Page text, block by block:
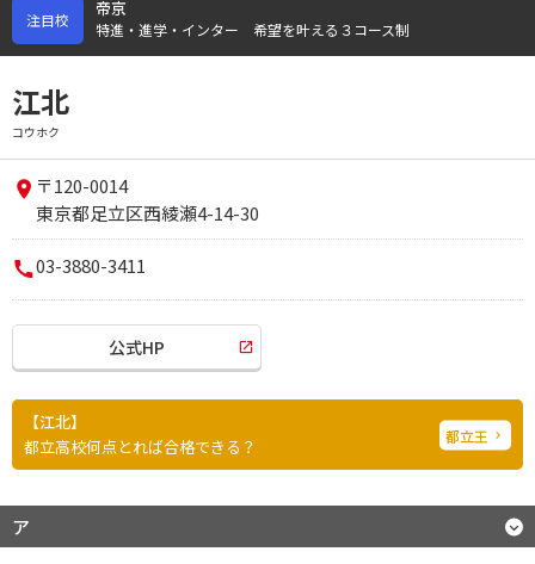
注目校
帝京
特進・進学・インター 希望を叶える３コース制
江北
コウホク
〒120-0014
東京都足立区西綾瀬4-14-30
03-3880-3411
公式HP
江北
都立高校何点とれば合格できる？
都立王
ア